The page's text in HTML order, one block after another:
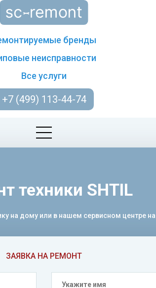
бренды
неисправности
Все услуги
+7 (499) 113-44-74
ЗАЯВКА НА РЕМОНТ
техники SHTIL
на дому или в нашем сервисном центре